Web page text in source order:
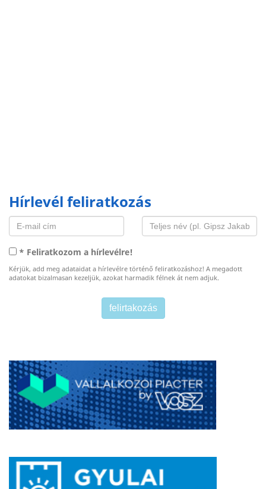
Hírlevél feliratkozás
* Feliratkozom a hírlevélre!
Kérjük, add meg adataidat a hírlevélre történő feliratkozáshoz! A megadott
adatokat bizalmasan kezeljük, azokat harmadik félnek át nem adjuk.